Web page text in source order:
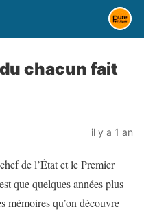
chacun fait
il y a 1 an
de l’État et le Premier
que quelques années plus
mémoires qu’on découvre